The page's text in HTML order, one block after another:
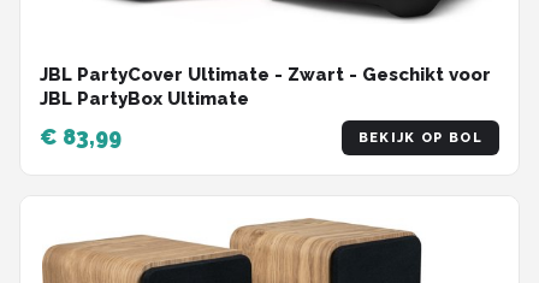
JBL PartyCover Ultimate - Zwart - Geschikt voor
JBL PartyBox Ultimate
€ 83,99 BEKIJK OP BOL